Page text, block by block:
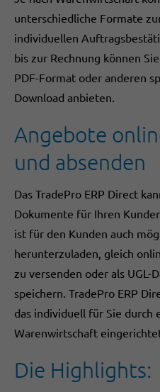
unterschiedliche Formate
individuellen
bis zur Rechnung können
PDF-Format oder anderen
Download anbieten.
Angebote
und absenden
Das TradePro ERP Direct
Dokumente für Ihren
ist für den Kunden auch
herunterzuladen, gleich
zu versenden oder als UGL-
speichern. TradePro ERP
das individuell für Sie
Warenwirtschaft
Die Highlights: